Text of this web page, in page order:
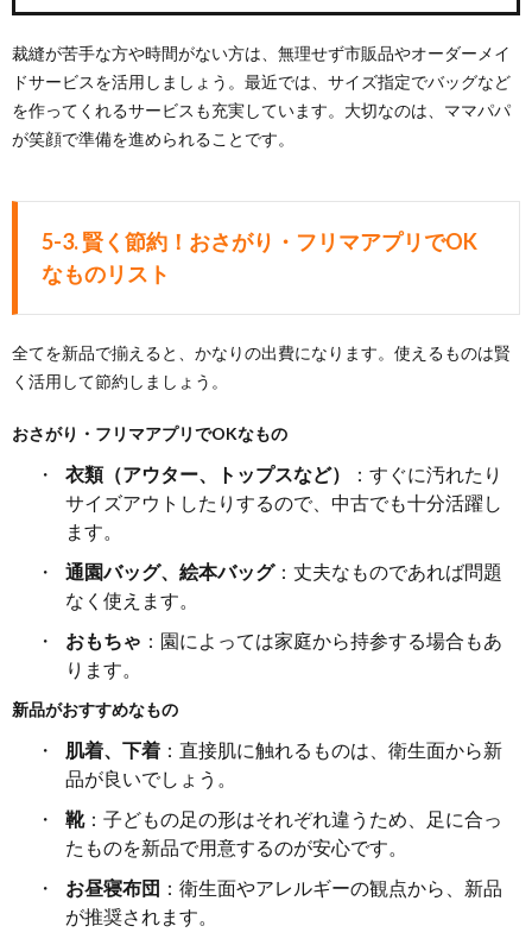
裁縫が苦手な方や時間がない方は、無理せず市販品やオーダーメイ
ドサービスを活用しましょう。最近では、サイズ指定でバッグなど
を作ってくれるサービスも充実しています。大切なのは、ママパパ
が笑顔で準備を進められることです。
5-3. 賢く節約！おさがり・フリマアプリでOK
なものリスト
全てを新品で揃えると、かなりの出費になります。使えるものは賢
く活用して節約しましょう。
おさがり・フリマアプリでOKなもの
衣類（アウター、トップスなど）
：すぐに汚れたり
サイズアウトしたりするので、中古でも十分活躍し
ます。
通園バッグ、絵本バッグ：丈夫なものであれば問題
なく使えます。
おもちゃ ：園によっては家庭から持参する場合もあ
ります。
新品がおすすめなもの
肌着、下着 ：直接肌に触れるものは、衛生面から新
品が良いでしょう。
靴：子どもの足の形はそれぞれ違うため、足に合っ
たものを新品で用意するのが安心です。
お昼寝布団 ：衛生面やアレルギーの観点から、新品
が推奨されます。